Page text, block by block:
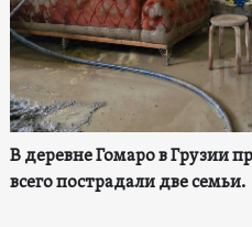
В деревне Гомаро в Грузии
всего пострадали две семьи.